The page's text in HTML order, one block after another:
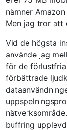
nämner
Men jag tror att
Vid de högsta
använde jag
för de
förbättrade
buffring